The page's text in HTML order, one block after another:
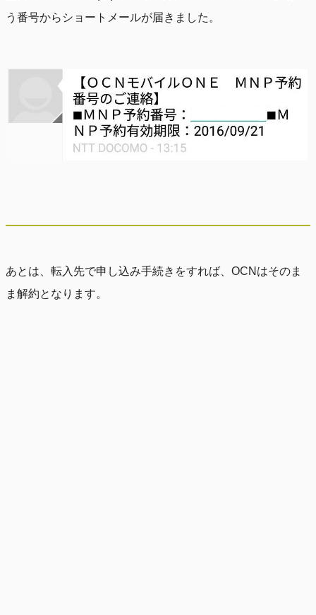
う番号からショートメールが届きました。
あとは、転入先で申し込み手続きをすれば、OCNはそのま
ま解約となります。